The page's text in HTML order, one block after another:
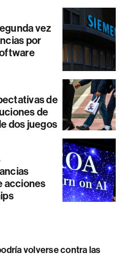
vez
por
de
de
dos juegos
acciones
volverse contra las